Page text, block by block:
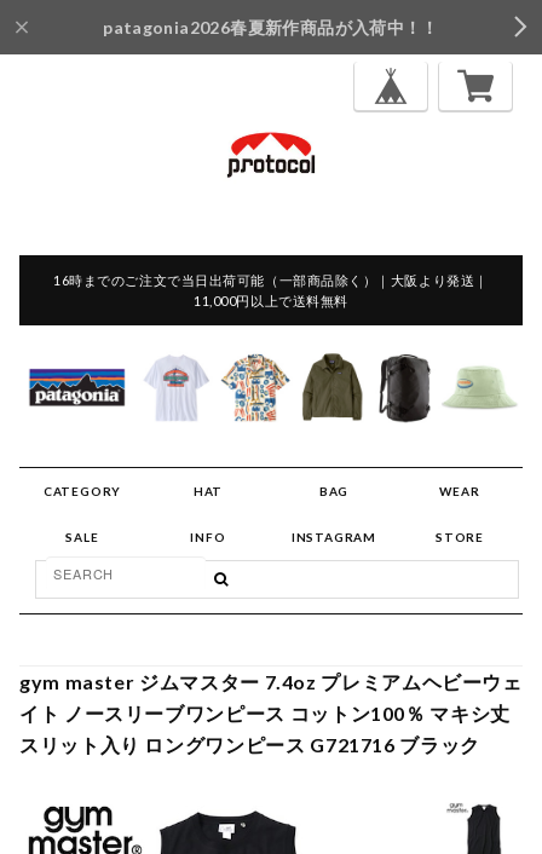
patagonia2026春夏新作商品が入荷中！！
16時までのご注文で当日出荷可能（一部商品除く）｜大阪より発送｜
11,000円以上で送料無料
CATEGORY HAT BAG WEAR
SALE INFO INSTAGRAM STORE
gym master ジムマスター 7.4oz プレミアムヘビーウェ
イト ノースリーブワンピース コットン100％ マキシ丈
スリット入り ロングワンピース G721716 ブラック